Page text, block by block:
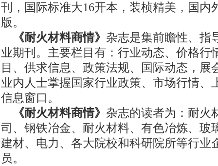
刊，国际标准大16开本，装桢精美，国内
版。
《耐火材料商情》 杂志是集前瞻性、指
业期刊。主要栏目有：行业动态、价格行
目、供求信息、政策法规、国际动态，展
业内人士掌握国家行业政策、市场行情、
信息窗口。
《耐火材料商情》 杂志的读者为：耐火
司、钢铁冶金、耐火材料、有色冶炼、玻
建材、电力、各大院校和科研院所等行业
员。